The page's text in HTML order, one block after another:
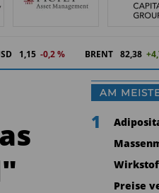
1,15 -0,2 % BRENT 82,38
AM
1
Preise